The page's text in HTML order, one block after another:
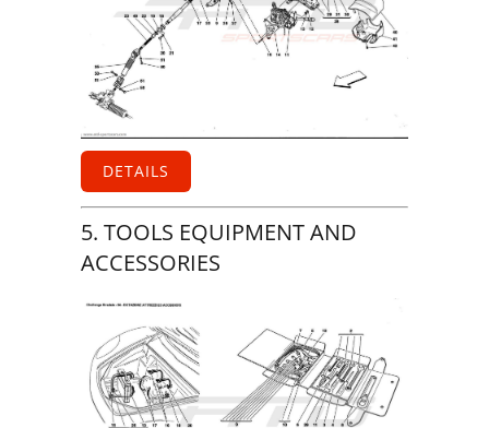
DETAILS
5. TOOLS EQUIPMENT AND
ACCESSORIES